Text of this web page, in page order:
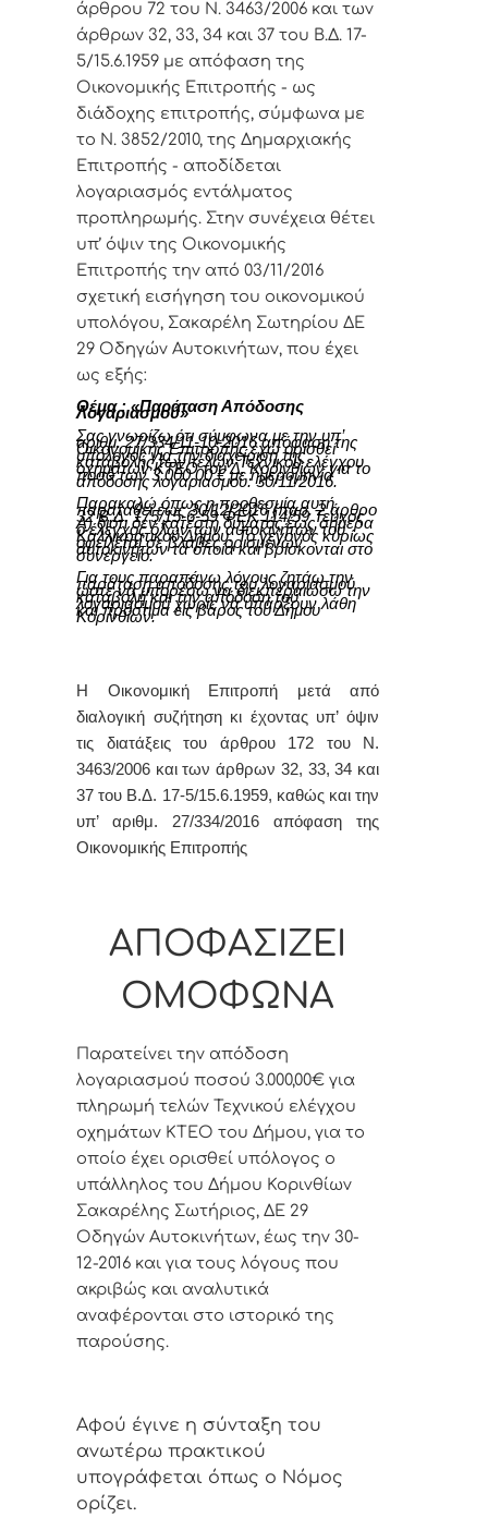
άρθρου 72 του Ν. 3463/2006 και των
άρθρων 32, 33, 34 και 37 του Β.Δ. 17-
5/15.6.1959 με απόφαση της
Οικονομικής Επιτροπής - ως
διάδοχης επιτροπής, σύμφωνα με
το Ν. 3852/2010, της Δημαρχιακής
Επιτροπής - αποδίδεται
λογαριασμός εντάλματος
προπληρωμής. Στην συνέχεια θέτει
υπ’ όψιν της Οικονομικής
Επιτροπής την από 03/11/2016
σχετική εισήγηση του οικονομικού
υπολόγου, Σακαρέλη Σωτηρίου ΔΕ
29 Οδηγών Αυτοκινήτων, που έχει
ως εξής:
Θέμα : «Παράταση Απόδοσης
Λογαριασμού»
Σας γνωρίζω ότι σύμφωνα με την υπ’
αριθμ. 27/334/11-10-2016 απόφαση της
Οικονομικής Επιτροπής έχω ορισθεί
υπόλογος για την διαχείριση της
καταβολής των τελών Τεχνικού ελέγχου
οχημάτων ΚΤΕΟ του Δ. Κορινθίων για το
ποσό των 3.000.00 € με ημερομηνία
απόδοσης λογαριασμου: 30/11/2016.
Παρακαλώ όπως η προθεσμία αυτή
παραταθεί έως 30/12/2016 (παρ. 2 άρθρο
32 Β.Δ. 175/15-6-59 ΦΕΚ 114/59 Τεύχος
Α) διότι δεν κατέστη δυνατός έως σήμερα
ο έλεγχος όλων των αυτοκινήτων του
Καλλικρατικού Δήμου. Το γεγονός κυρίως
οφείλεται σε βλάβες ορισμένων
αυτοκινήτων τα οποία και βρίσκονται στο
συνεργείο.
Για τους παραπάνω λόγους ζητάω την
παράταση απόδοσης του λογαριασμού
ώστε να μπορέσω να διεκπεραιώσω την
καταβολή και την απόδοση του
λογαριασμού χωρίς να υπάρξουν λάθη
και πρόστιμα εις βάρος του Δήμου
Κορινθίων.
Η Οικονομική Επιτροπή μετά από
διαλογική συζήτηση κι έχοντας υπ’ όψιν
τις διατάξεις του άρθρου 172 του Ν.
3463/2006 και των άρθρων 32, 33, 34 και
37 του Β.Δ. 17-5/15.6.1959, καθώς και την
υπ’ αριθμ. 27/334/2016 απόφαση
της
Οικονομικής Επιτροπής
ΑΠΟΦΑΣΙΖΕΙ
ΟΜΟΦΩΝΑ
Παρατείνει την απόδοση
λογαριασμού ποσού 3.000,00€ για
πληρωμή τελών Τεχνικού ελέγχου
οχημάτων ΚΤΕΟ του Δήμου, για το
οποίο έχει ορισθεί υπόλογος ο
υπάλληλος του Δήμου Κορινθίων
Σακαρέλης Σωτήριος, ΔΕ 29
Οδηγών Αυτοκινήτων, έως την 30-
12-2016 και για τους λόγους που
ακριβώς και αναλυτικά
αναφέρονται στο ιστορικό της
παρούσης.
Αφoύ έγιvε η σύvταξη τoυ
αvωτέρω πρακτικoύ
υπoγράφεται όπως o Νόμoς
oρίζει.